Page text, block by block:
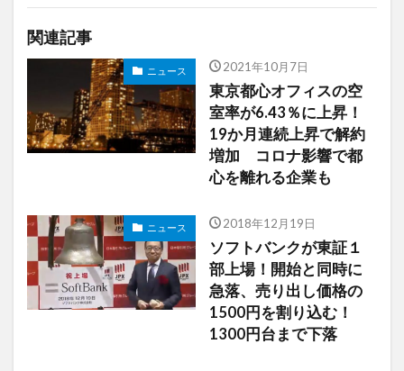
関連記事
ニュース 2021年10月7日
東京都心オフィスの空
室率が6.43％に上昇！
19か月連続上昇で解約
増加 コロナ影響で都
心を離れる企業も
ニュース 2018年12月19日
ソフトバンクが東証１
部上場！開始と同時に
急落、売り出し価格の
1500円を割り込む！
1300円台まで下落